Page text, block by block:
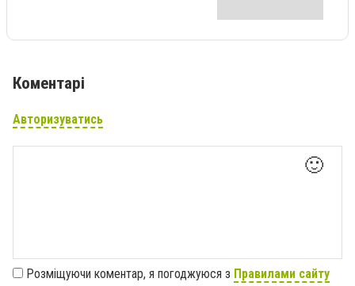
Коментарі
Авторизуватись
🙂
Розміщуючи коментар, я погоджуюся з Правилами сайту